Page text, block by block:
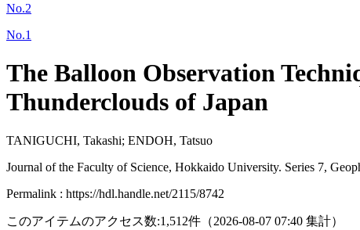
No.2
No.1
The Balloon Observation
Thunderclouds of Japan
TANIGUCHI, Takashi; ENDOH, Tatsuo
Journal of the Faculty of Science, Hokkaido University. Series 7,
Permalink : https://hdl.handle.net/2115/8742
このアイテムのアクセス数:1,512件 （2026-08-07 07:40 集計）